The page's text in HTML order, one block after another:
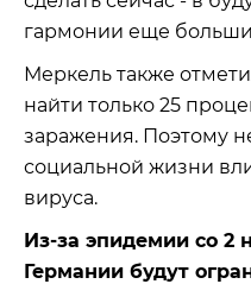
гармонии еще
Меркель также
найти только 25
заражения. Поэтому
социальной жизни
вируса.
Из-за эпидемии со 2
Германии будут